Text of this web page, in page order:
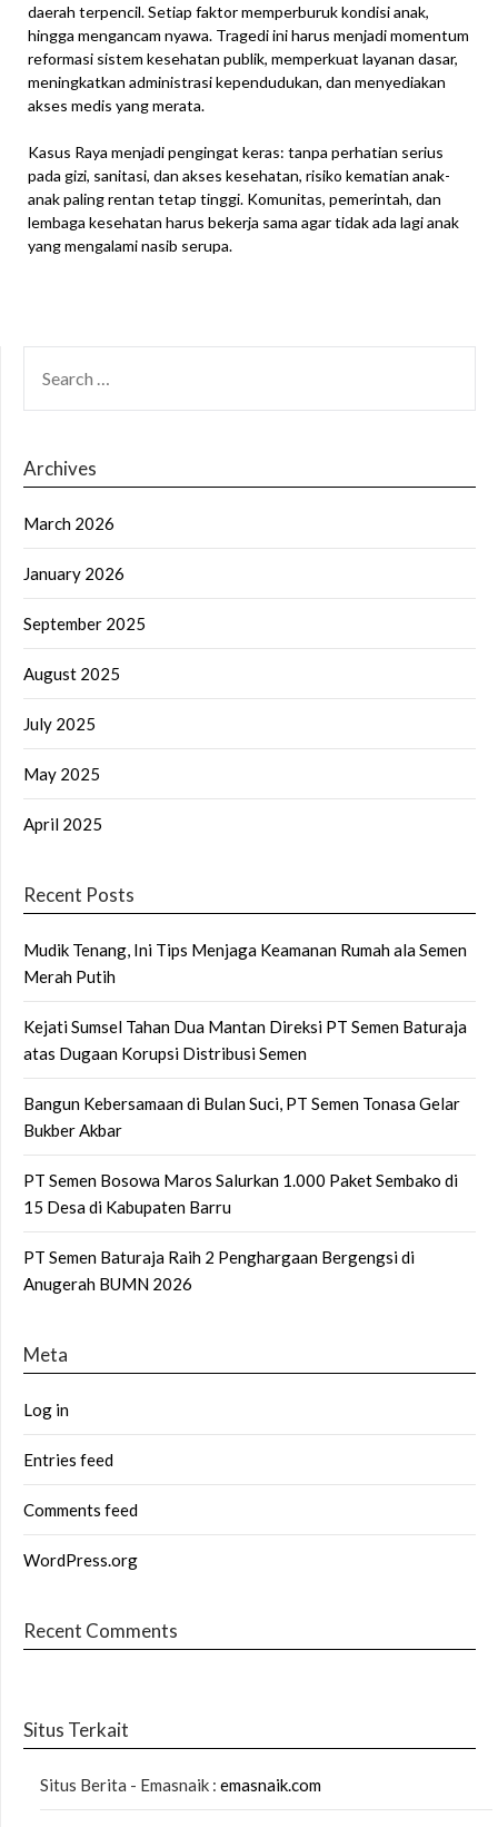
daerah terpencil. Setiap faktor memperburuk kondisi anak,
hingga mengancam nyawa. Tragedi ini harus menjadi momentum
reformasi sistem kesehatan publik, memperkuat layanan dasar,
meningkatkan administrasi kependudukan, dan menyediakan
akses medis yang merata.
Kasus Raya menjadi pengingat keras: tanpa perhatian serius
pada gizi, sanitasi, dan akses kesehatan, risiko kematian anak-
anak paling rentan tetap tinggi. Komunitas, pemerintah, dan
lembaga kesehatan harus bekerja sama agar tidak ada lagi anak
yang mengalami nasib serupa.
FOR:
Archives
March 2026
January 2026
September 2025
August 2025
July 2025
May 2025
April 2025
Recent Posts
Mudik Tenang, Ini Tips Menjaga Keamanan Rumah ala Semen
Merah Putih
Kejati Sumsel Tahan Dua Mantan Direksi PT Semen Baturaja
atas Dugaan Korupsi Distribusi Semen
Bangun Kebersamaan di Bulan Suci, PT Semen Tonasa Gelar
Bukber Akbar
PT Semen Bosowa Maros Salurkan 1.000 Paket Sembako di
15 Desa di Kabupaten Barru
PT Semen Baturaja Raih 2 Penghargaan Bergengsi di
Anugerah BUMN 2026
Meta
Log in
Entries feed
Comments feed
WordPress.org
Recent Comments
Situs Terkait
Situs Berita - Emasnaik : emasnaik.com